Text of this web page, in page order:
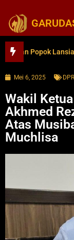
Popok Lansia
Mei 6, 2025
Wakil
Akhmed
Atas
Muchlisa